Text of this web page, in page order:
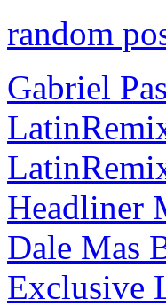
random
Gabriel
Headliner
Dale Mas
Exclusive